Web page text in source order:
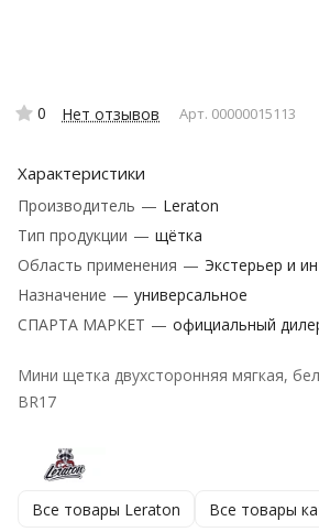
0 Нет отзывов Арт. 00000015113
Характеристики
Производитель — Leraton
Тип продукции — щётка
Область применения — Экстерьер и
Назначение — универсальное
СПАРТА МАРКЕТ — официальный
Мини щетка двухсторонняя мягкая,
BR17
Все товары Leraton Все товары